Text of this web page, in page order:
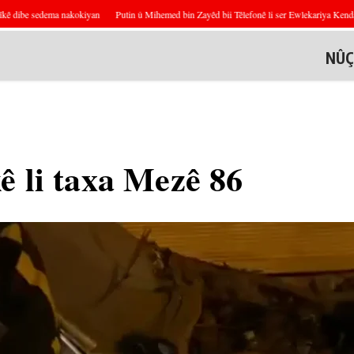
sedema nakokiyan Putin û Mihemed bin Zayêd bii Têlefonê li ser Ewlekariya
li taxa Mezê 86